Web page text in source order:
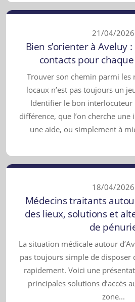
21/04/2026
Bien s’orienter à Aveluy
contacts pour
Trouver son chemin parmi les
locaux n’est pas toujours un
Identifier le bon interlocuteur
différence, que l’on cherche
une aide, ou simplement à
18/04/2026
Médecins traitants
des lieux, solutions et
de
La situation médicale autour
pas toujours simple de disposer
rapidement. Voici une
principales solutions d’accès
zone...